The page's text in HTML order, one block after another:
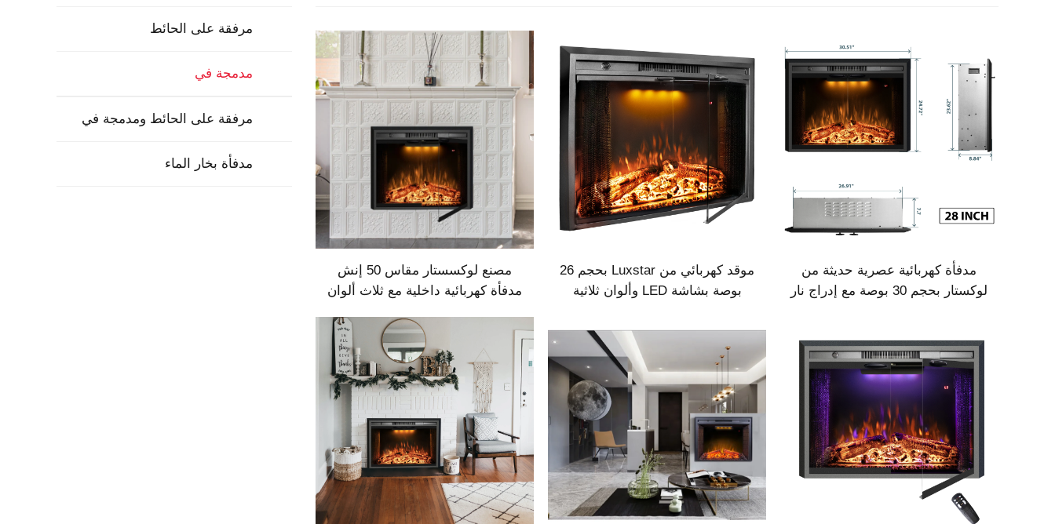
مرفقة على الحائط
مدمجة في
مرفقة على الحائط ومدمجة في
مدفأة بخار الماء
مصنع لوكسستار مقاس 50 إنش
مدفأة كهربائية داخلية مع ثلاث ألوان
موقد كهربائي من Luxstar بحجم 26
بوصة بشاشة LED وألوان ثلاثية
ومتحكم عن بعد يعمل باللمس مع
مؤقت
مدفأة كهربائية عصرية حديثة من
لوكستار بحجم 30 بوصة مع إدراج نار